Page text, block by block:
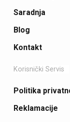
Saradnja
Blog
Kontakt
Korisnički Servis
Politika
Reklamacije